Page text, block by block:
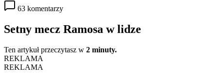
63 komentarzy
Setny mecz Ramosa w lidze
Ten artykuł przeczytasz w 2 minuty.
REKLAMA
REKLAMA